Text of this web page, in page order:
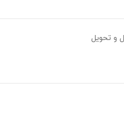
و تحویل